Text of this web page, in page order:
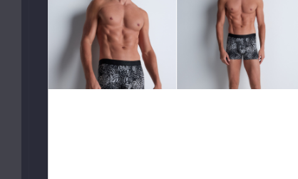
Slipy
Tanga, jocky
Legíny a body
Trika, tilka